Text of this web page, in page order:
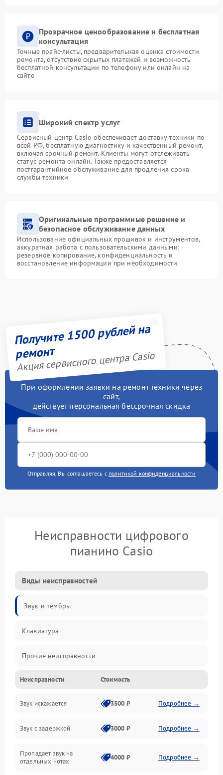
Прозрачное ценообразование и бесплатная
консультация
Точные прайс-листы, предварительная оценка стоимости
ремонта, отсутствие скрытых платежей и возможность
бесплатной консультации по телефону или онлайн на
сайте
Широкий спектр услуг
Сервисный центр Casio обеспечивает доставку техники по
всей РФ, бесплатную диагностику и качественный ремонт,
включая срочный ремонт. Клиенты могут отслеживать
статус ремонта онлайн. Также предоставляется
постгарантийное обслуживание для продления срока
службы техники
Оригинальные программные решение и
безопасное обслуживание данных
Использование официальных прошивок и инструментов,
аккуратная работа с пользовательскими данными:
резервное копирование, конфиденциальность и
восстановление информации при необходимости
Получите 1500 рублей на
ремонт
Акция сервисного центра Casio
При оформлении заявки на ремонт техники через
сайт,
действует персональная бессрочная скидка
Отправляя, Вы соглашаетесь с политикой конфиденциальности
Неисправности цифрового
пианино Casio
Виды неисправностей
Звук и тембры
Клавиатура
Прочие неисправности
Включение и работа
Управление и электроника
Подключения и интерфейсы
Педали и стойка
Неисправности Стоимость
Звук искажается 3500 ₽ Подробнее →
Звук с задержкой 3000 ₽ Подробнее →
Пропадает звук на
отдельных нотах
4000 ₽ Подробнее →